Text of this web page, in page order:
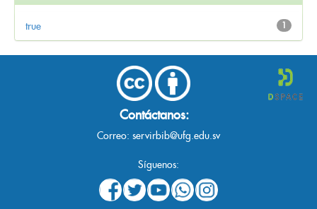
1
true
Contáctanos:
Correo: servirbib@ufg.edu.sv
Síguenos: